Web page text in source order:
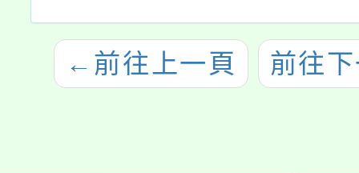
← 前往上一頁 前往